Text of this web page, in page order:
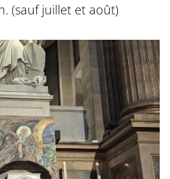
(sauf juillet et août)